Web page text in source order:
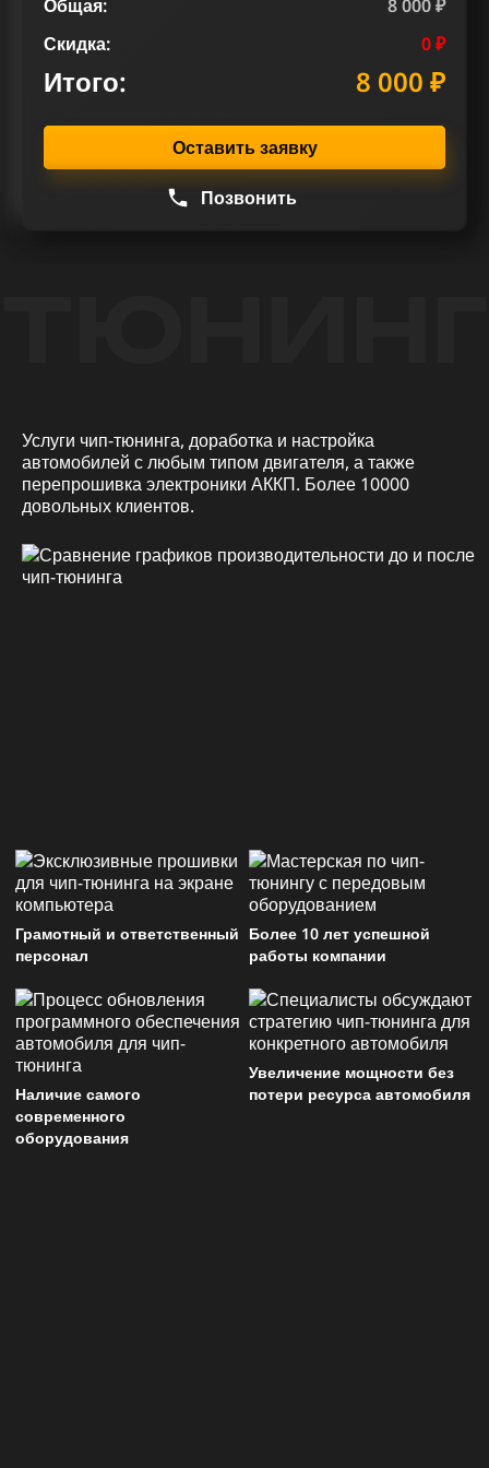
Общая:
8 000 ₽
Скидка:
0 ₽
Итого: 8 000 ₽
Оставить заявку
Позвонить
Услуги чип-тюнинга, доработка и настройка
автомобилей с любым типом двигателя, а также
перепрошивка электроники АККП. Более 10000
довольных клиентов.
Грамотный и ответственный
персонал
Более 10 лет успешной
работы компании
Наличие самого
современного
оборудования
Увеличение мощности без
потери ресурса автомобиля